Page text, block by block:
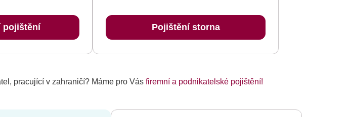
pojištění Pojištění storna
pracující v zahraničí? Máme pro Vás firemní a podnikatelské pojištění!